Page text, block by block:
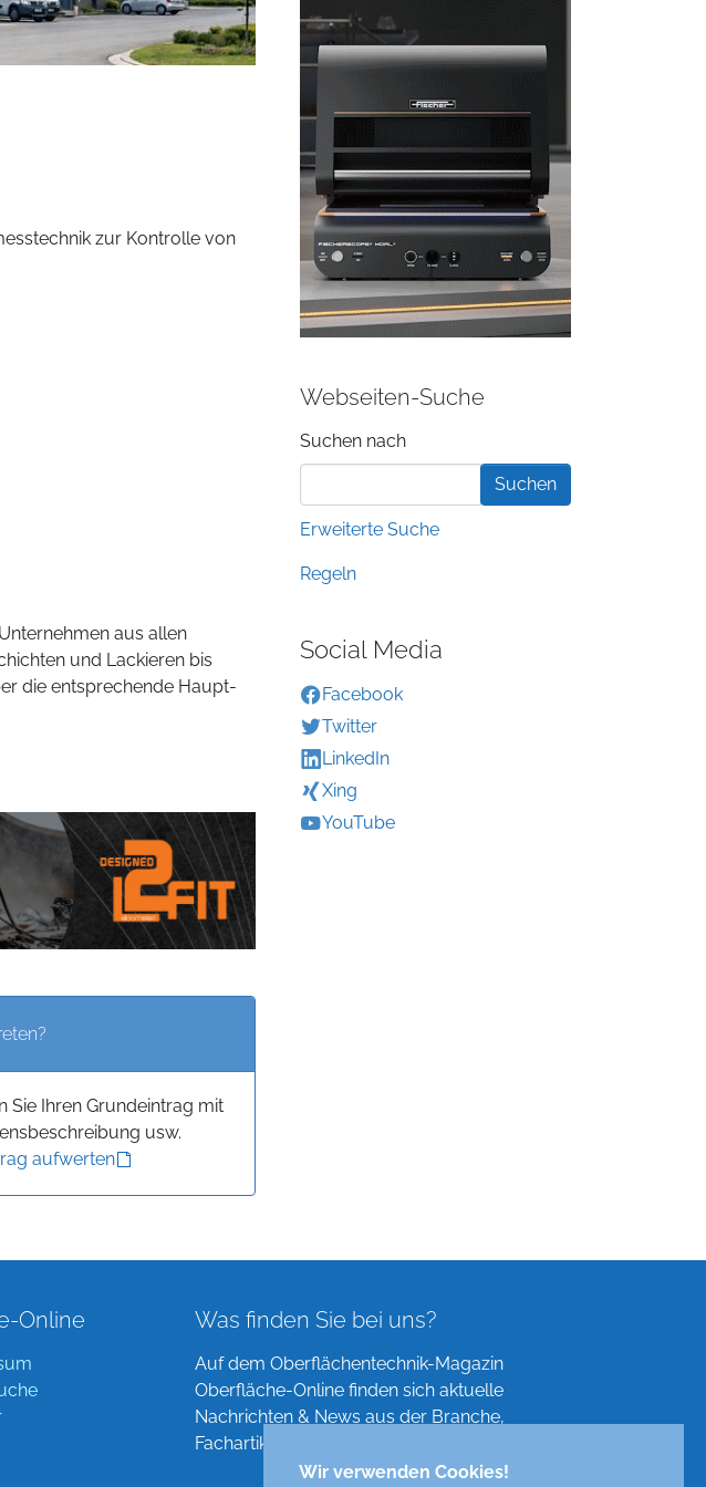
Wir verwenden Cookies!
zur Kontrolle von
aus allen
und Lackieren bis
die entsprechende Haupt-
Sie Ihren Grundeintrag mit
usw.
aufwerten
Webseiten-Suche
Suchformular
Suchen nach
Erweiterte Suche
Regeln
Social Media
Facebook
Twitter
LinkedIn
Xing
YouTube
Online Was finden Sie bei uns?
Auf dem Oberflächentechnik-Magazin
Oberfläche-Online finden sich aktuelle
Nachrichten & News aus der Branche,
Fachartikel, Verzeichnisse und mehr!